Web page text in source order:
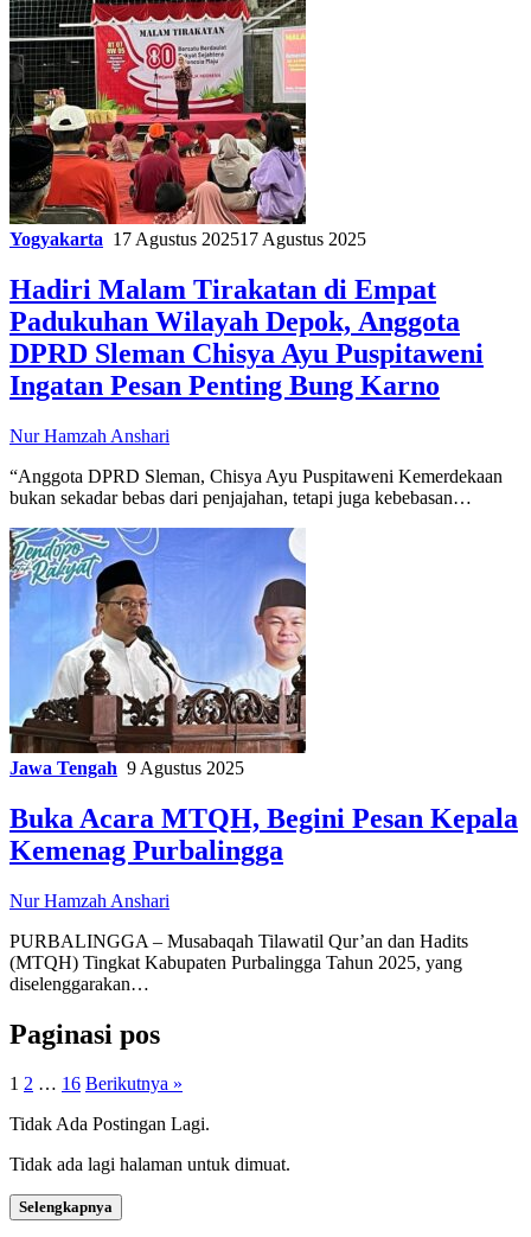
Yogyakarta 17 Agustus 202517 Agustus 2025
Hadiri Malam Tirakatan di Empat
Padukuhan Wilayah Depok, Anggota
DPRD Sleman Chisya Ayu Puspitaweni
Ingatan Pesan Penting Bung Karno
Nur Hamzah Anshari
“Anggota DPRD Sleman, Chisya Ayu Puspitaweni Kemerdekaan
bukan sekadar bebas dari penjajahan, tetapi juga kebebasan…
Jawa Tengah 9 Agustus 2025
Buka Acara MTQH, Begini Pesan Kepala
Kemenag Purbalingga
Nur Hamzah Anshari
PURBALINGGA – Musabaqah Tilawatil Qur’an dan Hadits
(MTQH) Tingkat Kabupaten Purbalingga Tahun 2025, yang
diselenggarakan…
Paginasi pos
1 2 … 16 Berikutnya »
Tidak Ada Postingan Lagi.
Tidak ada lagi halaman untuk dimuat.
Selengkapnya